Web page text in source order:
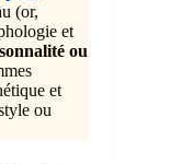
(or,
et
ou
et
ou